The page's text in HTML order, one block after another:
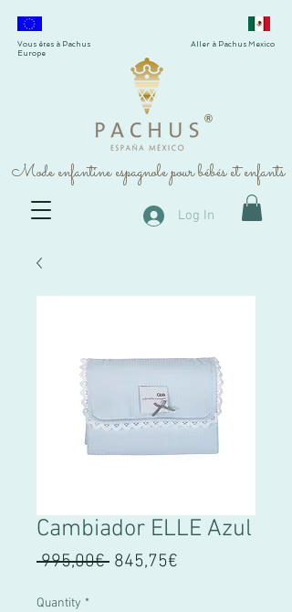
®
Mode enfantine espagnole pour bébés et enfants
Vous êtes à Pachus
Europe
Aller à Pachus Mexico
Log In
Cambiador ELLE Azul
995,00€ Regular
845,75€
Quantity *